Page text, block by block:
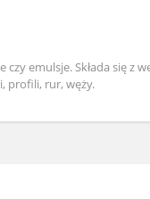
emulsje. Składa się z
profili, rur, węży.